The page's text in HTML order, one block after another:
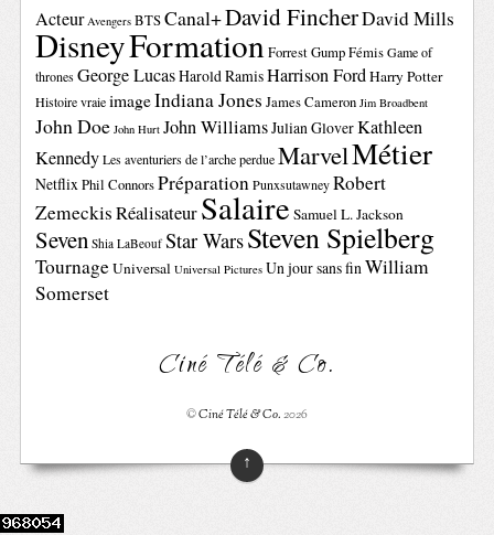
Acteur Avengers BTSCanal+David FincherDavid Mills
DisneyFormationForrest GumpFémis Game of
thrones George LucasHarold RamisHarrison FordHarry Potter
Histoire vraie imageIndiana Jones James Cameron Jim Broadbent
John Doe John Hurt John WilliamsJulian GloverKathleen
Kennedy Les aventuriers de l’arche perdue MarvelMétier
NetflixPhil ConnorsPréparation Punxsutawney Robert
ZemeckisRéalisateurSalaire Samuel L. Jackson
Seven Shia LaBeouf Star WarsSteven Spielberg
TournageUniversal Universal Pictures Un jour sans finWilliam
Somerset
Ciné Télé & Co.
©Ciné Télé & Co.2026
↑